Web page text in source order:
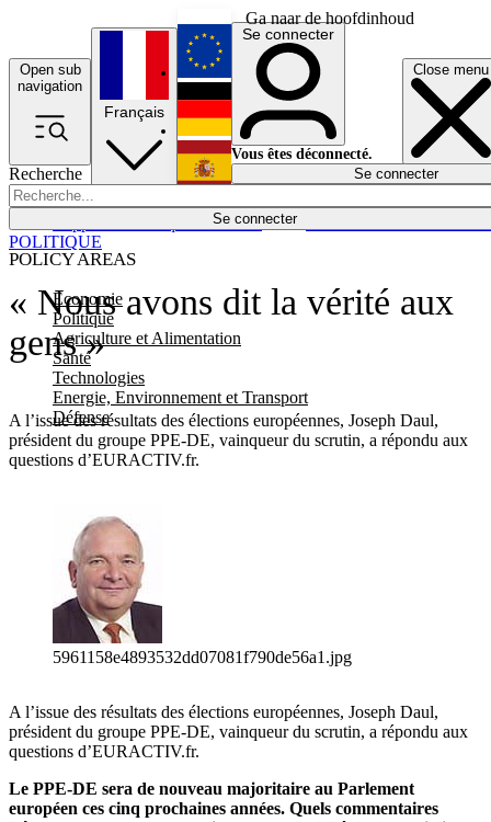
Ga naar de hoofdinhoud
Open sub
navigation
Close menu
Recherche
Se connecter
POLICY AREAS
Economie
Politique
Agriculture et Alimentation
Santé
Technologies
Energie, Environnement et Transport
Défense
Économie
Français
English
Deutsch
Español
Se connecter
Vous êtes déconnecté.
Se connecter
« Nous avons dit la vérité aux
gens »
A l’issue des résultats des élections européennes, Joseph Daul,
président du groupe PPE-DE, vainqueur du scrutin, a répondu aux
questions d’EURACTIV.fr.
POLITIQUE
5961158e4893532dd07081f790de56a1.jpg
A l’issue des résultats des élections européennes, Joseph Daul,
président du groupe PPE-DE, vainqueur du scrutin, a répondu aux
questions d’EURACTIV.fr.
Le PPE-DE sera de nouveau majoritaire au Parlement
européen ces cinq prochaines années. Quels commentaires